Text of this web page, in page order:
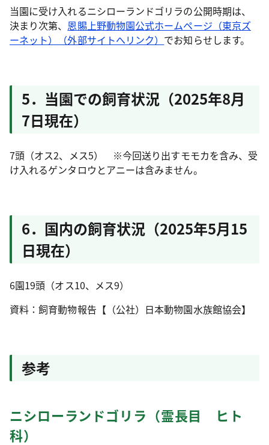
当園に受け入れるニシローランドゴリラの公開時期は、
決まり次第、 恩賜上野動物園公式ホームページ（東京ズ
ーネット）（外部サイトへリンク） でお知らせします。
5．当園での飼育状況（2025年8月
7日現在）
7頭（オス2、メス5） ※今回送り出すモモカを含み、受
け入れるゲンタロウとアニーは含みません。
6．国内の飼育状況（2025年5月15
日現在）
6園19頭（オス10、メス9）
資料：飼育動物報告【（公社）日本動物園水族館協会】
参考
ニシローランドゴリラ（霊長目 ヒト
科）